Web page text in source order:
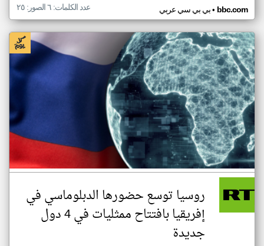
بي بي سي عربي• bbc.com عدد الكلمات: ٦ الصور: ٢٥
روسيا توسع حضورها الدبلوماسي في
إفريقيا بافتتاح ممثليات في 4 دول
جديدة